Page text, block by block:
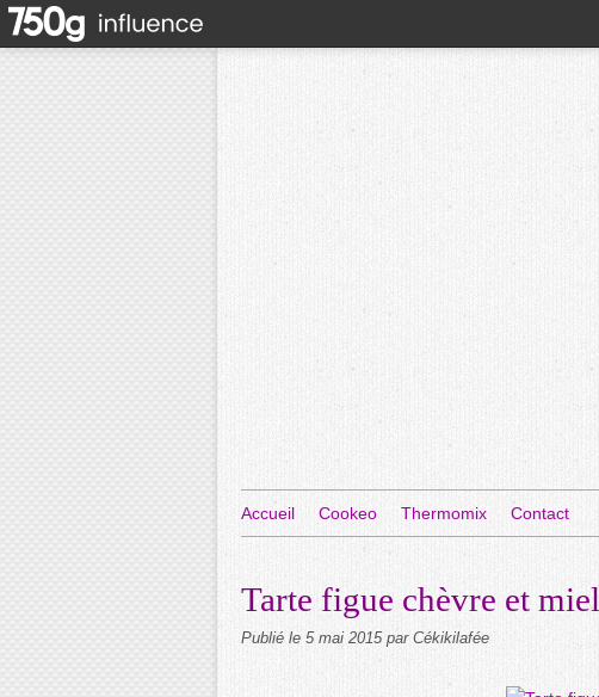
Accueil Cookeo Thermomix Contact
Tarte figue chèvre et miel
Publié le 5 mai 2015 par Cékikilafée